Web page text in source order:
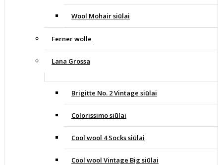
Wool Mohair siūlai
Ferner wolle
Lana Grossa
Brigitte No. 2 Vintage siūlai
Colorissimo siūlai
Cool wool 4 Socks siūlai
Cool wool Vintage Big siūlai